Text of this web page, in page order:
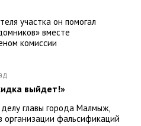
участка он помогал
вместе
комиссии
выйдет!»
главы города Малмыж,
организации фальсификаций